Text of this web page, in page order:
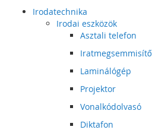
Irodatechnika
Irodai eszközök
Asztali telefon
Iratmegsemmisítő
Laminálógép
Projektor
Vonalkódolvasó
Diktafon